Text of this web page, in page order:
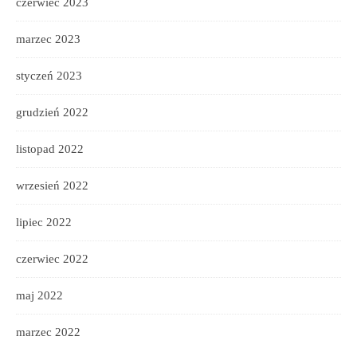
czerwiec 2023
marzec 2023
styczeń 2023
grudzień 2022
listopad 2022
wrzesień 2022
lipiec 2022
czerwiec 2022
maj 2022
marzec 2022